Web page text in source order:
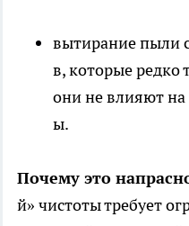
вытирание пыли
в, которые редко
они не влияют на
ы.
Почему это
й» чистоты требует